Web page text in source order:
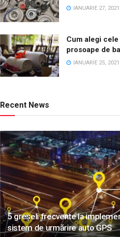
IANUARIE 27, 2021
Cum alegi
prosoape de
IANUARIE 25, 2021
Recent News
5 greșeli frecvente la
sistem de urmărire auto GPS